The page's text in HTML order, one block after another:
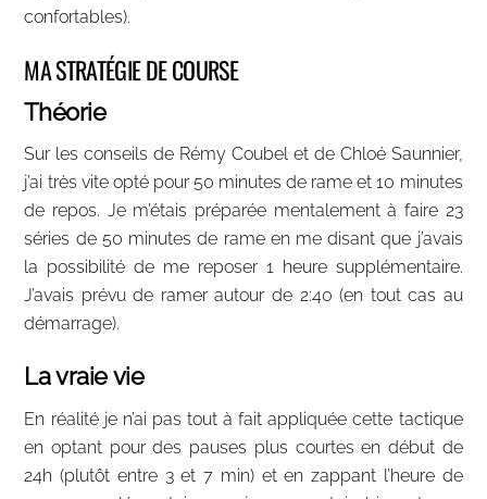
confortables).
MA STRATÉGIE DE COURSE
Théorie
Sur les conseils de Rémy Coubel et de Chloé Saunnier,
j’ai très vite opté pour 50 minutes de rame et 10 minutes
de repos. Je m’étais préparée mentalement à faire 23
séries de 50 minutes de rame en me disant que j’avais
la possibilité de me reposer 1 heure supplémentaire.
J’avais prévu de ramer autour de 2:40 (en tout cas au
démarrage).
La vraie vie
En réalité je n’ai pas tout à fait appliquée cette tactique
en optant pour des pauses plus courtes en début de
24h (plutôt entre 3 et 7 min) et en zappant l’heure de